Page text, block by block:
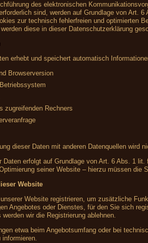
des elektronischen
sind, werden auf Grundlage von Art.
zur technisch fehlerfreien und optimierten
diese in dieser Datenschutzerklärung
erhebt und speichert automatisch
Browserversion
zugreifenden Rechners
dieser Daten mit anderen Datenquellen wird
Daten erfolgt auf Grundlage von Art. 6 Abs. 1
seiner Website – hierzu müssen die
Website
Website registrieren, um zusätzliche
Angebotes oder Dienstes, für den Sie sich
werden wir die Registrierung ablehnen.
etwa beim Angebotsumfang oder bei
informieren.